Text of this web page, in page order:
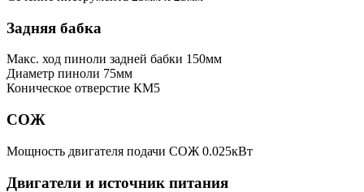
Задняя бабка
Макс. ход пиноли задней бабки 150мм
Диаметр пиноли 75мм
Коническое отверстие КМ5
СОЖ
Мощность двигателя подачи СОЖ 0.025кВт
Двигатели и источник питания